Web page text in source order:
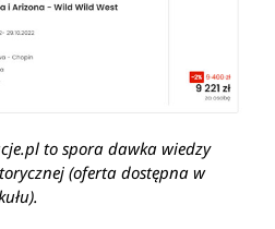
to spora dawka wiedzy
(oferta dostępna w